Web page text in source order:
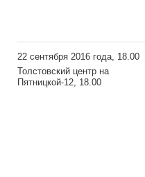
22 сентября 2016 года, 18.00
Толстовский центр на
Пятницкой-12, 18.00